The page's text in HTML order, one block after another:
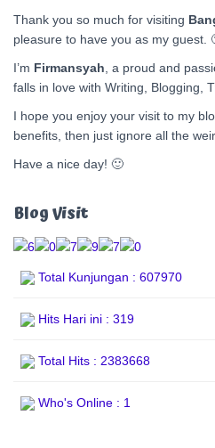
Thank you so much for visiting
pleasure to have you as my guest.
I’m Firmansyah, a proud and
falls in love with Writing, Blogging,
I hope you enjoy your visit to my
benefits, then just ignore all the
Have a nice day! 🙂
Blog Visit
Total Kunjungan : 607970
Hits Hari ini : 319
Total Hits : 2383668
Who's Online : 1